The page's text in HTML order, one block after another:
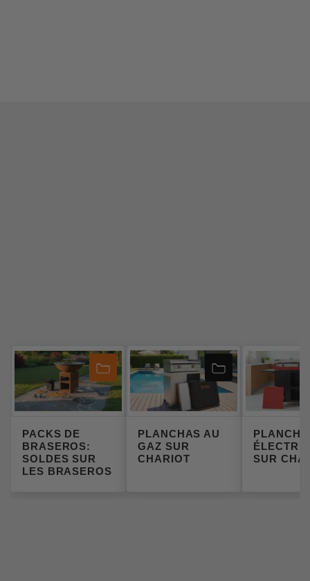
PACKS DE
BRASEROS:
SOLDES SUR
LES BRASEROS
PLANCHAS AU
GAZ SUR
CHARIOT
PLANCHA
SUR